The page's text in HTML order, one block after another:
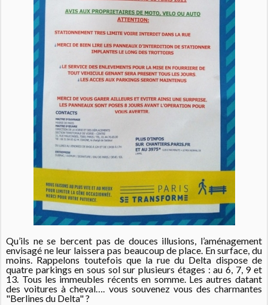
Qu’ils ne se bercent pas de douces illusions, l’aménagement
envisagé ne leur laissera pas beaucoup de place. En surface, du
moins. Rappelons toutefois que la rue du Delta dispose de
quatre parkings en sous sol sur plusieurs étages : au 6, 7, 9 et
13. Tous les immeubles récents en somme. Les autres datant
des voitures à cheval…. vous souvenez vous des charmantes
"Berlines du Delta" ?